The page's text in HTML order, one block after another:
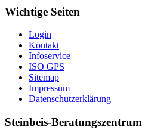
Wichtige Seiten
Login
Kontakt
Infoservice
ISO GPS
Sitemap
Impressum
Datenschutzerklärung
Steinbeis-Beratungszentrum